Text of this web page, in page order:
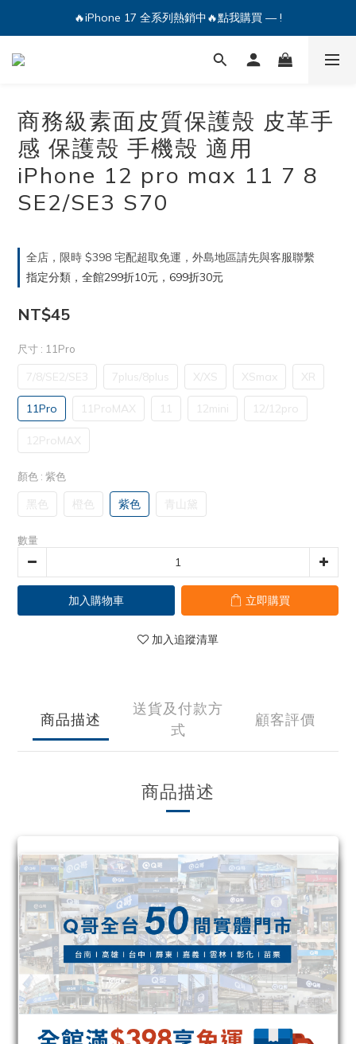
🔥iPhone 17 全系列熱銷中🔥點我購買 — !
💕加入Q哥 Line 新好友領優惠券！🎫
🔥iPhone 17 全系列熱銷中🔥點我購買 — !
商務級素面皮質保護殼 皮革手
感 保護殼 手機殼 適用
iPhone 12 pro max 11 7 8
SE2/SE3 S70
全店，限時 $398 宅配超取免運，外島地區請先與客服聯繫
指定分類，全館299折10元，699折30元
NT$45
尺寸 : 11Pro
7/8/SE2/SE3 7plus/8plus X/XS XSmax XR
11Pro 11ProMAX 11 12mini 12/12pro
12ProMAX
顏色 : 紫色
黑色 橙色 紫色 青山黛
數量
加入購物車 立即購買
加入追蹤清單
商品描述
送貨及付款方
式
顧客評價
商品描述